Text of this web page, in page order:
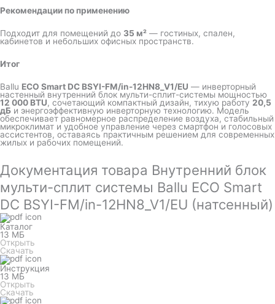
Рекомендации по применению
Подходит для помещений до 35 м² — гостиных, спален,
кабинетов и небольших офисных пространств.
Итог
Ballu ECO Smart DC BSYI-FM/in-12HN8_V1/EU — инверторный
настенный внутренний блок мульти-сплит-системы мощностью
12 000 BTU, сочетающий компактный дизайн, тихую работу 20,5
дБ и энергоэффективную инверторную технологию. Модель
обеспечивает равномерное распределение воздуха, стабильный
микроклимат и удобное управление через смартфон и голосовых
ассистентов, оставаясь практичным решением для современных
жилых и рабочих помещений.
Документация товара Внутренний блок
мульти-сплит системы Ballu ECO Smart
DC BSYI-FM/in-12HN8_V1/EU (натсенный)
Каталог
13 МБ
Открыть
Скачать
Инструкция
13 МБ
Открыть
Скачать